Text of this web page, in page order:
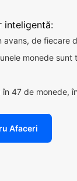
inteligentă:
avans, de fiecare
monede sunt
47 de monede,
Afaceri